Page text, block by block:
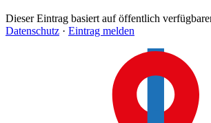
Dieser Eintrag basiert auf öffentlich
Datenschutz · Eintrag melden